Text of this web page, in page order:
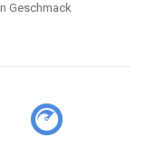
Geschmack